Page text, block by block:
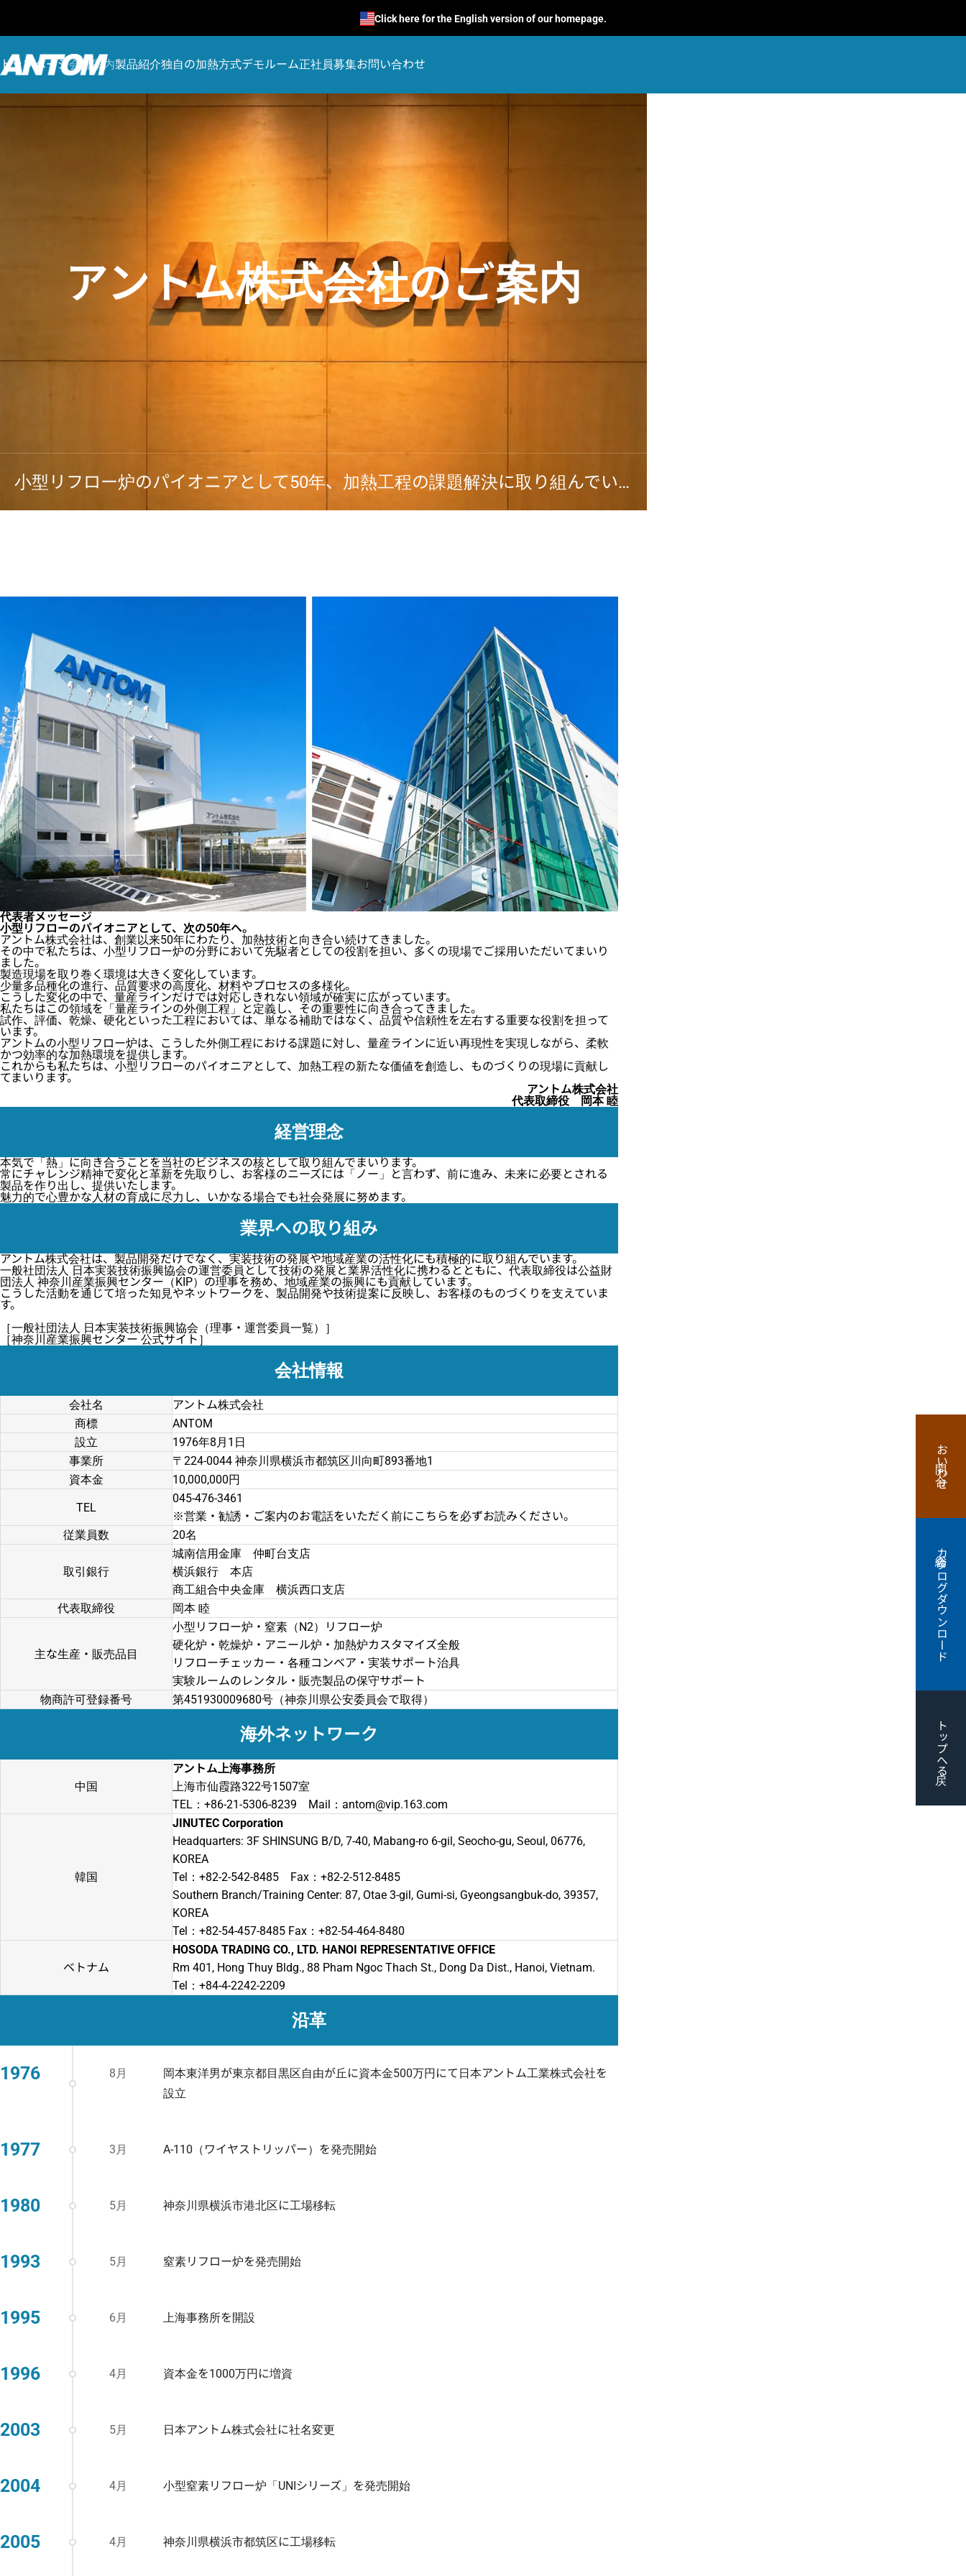
Click here for the English version of our homepage.
トップページ会社案内製品紹介独自の加熱方式デモルーム正社員募集お問い合わせ
アントム株式会社のご案内
小型リフロー炉のパイオニアとして50年、加熱工程の課題解決に取り組んでいます。
代表者メッセージ
小型リフローのパイオニアとして、次の50年へ。
アントム株式会社は、創業以来50年にわたり、加熱技術と向き合い続けてきました。
その中で私たちは、小型リフロー炉の分野において先駆者としての役割を担い、多くの現場でご採用いただいてまいり
ました。
製造現場を取り巻く環境は大きく変化しています。
少量多品種化の進行、品質要求の高度化、材料やプロセスの多様化。
こうした変化の中で、量産ラインだけでは対応しきれない領域が確実に広がっています。
私たちはこの領域を「量産ラインの外側工程」と定義し、その重要性に向き合ってきました。
試作、評価、乾燥、硬化といった工程においては、単なる補助ではなく、品質や信頼性を左右する重要な役割を担って
います。
アントムの小型リフロー炉は、こうした外側工程における課題に対し、量産ラインに近い再現性を実現しながら、柔軟
かつ効率的な加熱環境を提供します。
これからも私たちは、小型リフローのパイオニアとして、加熱工程の新たな価値を創造し、ものづくりの現場に貢献し
てまいります。
アントム株式会社
代表取締役 岡本 睦
経営理念
本気で「熱」に向き合うことを当社のビジネスの核として取り組んでまいります。
常にチャレンジ精神で変化と革新を先取りし、お客様のニーズには「ノー」と言わず、前に進み、未来に必要とされる
製品を作り出し、提供いたします。
魅力的で心豊かな人材の育成に尽力し、いかなる場合でも社会発展に努めます。
業界への取り組み
アントム株式会社は、製品開発だけでなく、実装技術の発展や地域産業の活性化にも積極的に取り組んでいます。
一般社団法人 日本実装技術振興協会の運営委員として技術の発展と業界活性化に携わるとともに、代表取締役は公益財
団法人 神奈川産業振興センター（KIP）の理事を務め、地域産業の振興にも貢献しています。
こうした活動を通じて培った知見やネットワークを、製品開発や技術提案に反映し、お客様のものづくりを支えていま
す。
［一般社団法人 日本実装技術振興協会（理事・運営委員一覧）］
［神奈川産業振興センター 公式サイト］
会社情報
会社名
アントム株式会社
商標
ANTOM
設立
1976年8月1日
事業所
〒224-0044 神奈川県横浜市都筑区川向町893番地1
資本金
10,000,000円
TEL
045-476-3461
※営業・勧誘・ご案内のお電話をいただく前にこちらを必ずお読みください。
従業員数
20名
取引銀行
城南信用金庫 仲町台支店
横浜銀行 本店
商工組合中央金庫 横浜西口支店
代表取締役
岡本 睦
主な生産・販売品目
小型リフロー炉・窒素（N2）リフロー炉
硬化炉・乾燥炉・アニール炉・加熱炉カスタマイズ全般
リフローチェッカー・各種コンベア・実装サポート治具
実験ルームのレンタル・販売製品の保守サポート
物商許可登録番号
第451930009680号（神奈川県公安委員会で取得）
海外ネットワーク
中国
アントム上海事務所
上海市仙霞路322号1507室
TEL：+86-21-5306-8239 Mail：antom@vip.163.com
韓国
JINUTEC Corporation
Headquarters: 3F SHINSUNG B/D, 7-40, Mabang-ro 6-gil, Seocho-gu, Seoul, 06776,
KOREA
Tel：+82-2-542-8485 Fax：+82-2-512-8485
Southern Branch/Training Center: 87, Otae 3-gil, Gumi-si, Gyeongsangbuk-do, 39357,
KOREA
Tel：+82-54-457-8485 Fax：+82-54-464-8480
ベトナム
HOSODA TRADING CO., LTD. HANOI REPRESENTATIVE OFFICE
Rm 401, Hong Thuy Bldg., 88 Pham Ngoc Thach St., Dong Da Dist., Hanoi, Vietnam.
Tel：+84-4-2242-2209
沿革
1976 8月
岡本東洋男が東京都目黒区自由が丘に資本金500万円にて日本アントム工業株式会社を
設立
1977 3月 A-110（ワイヤストリッパー）を発売開始
1980 5月 神奈川県横浜市港北区に工場移転
1993 5月 窒素リフロー炉を発売開始
1995 6月 上海事務所を開設
1996 4月 資本金を1000万円に増資
2003 5月 日本アントム株式会社に社名変更
2004 4月 小型窒素リフロー炉「UNIシリーズ」を発売開始
2005 4月 神奈川県横浜市都筑区に工場移転
お問い合わせ
総合カタログダウンロード
トップへ戻る